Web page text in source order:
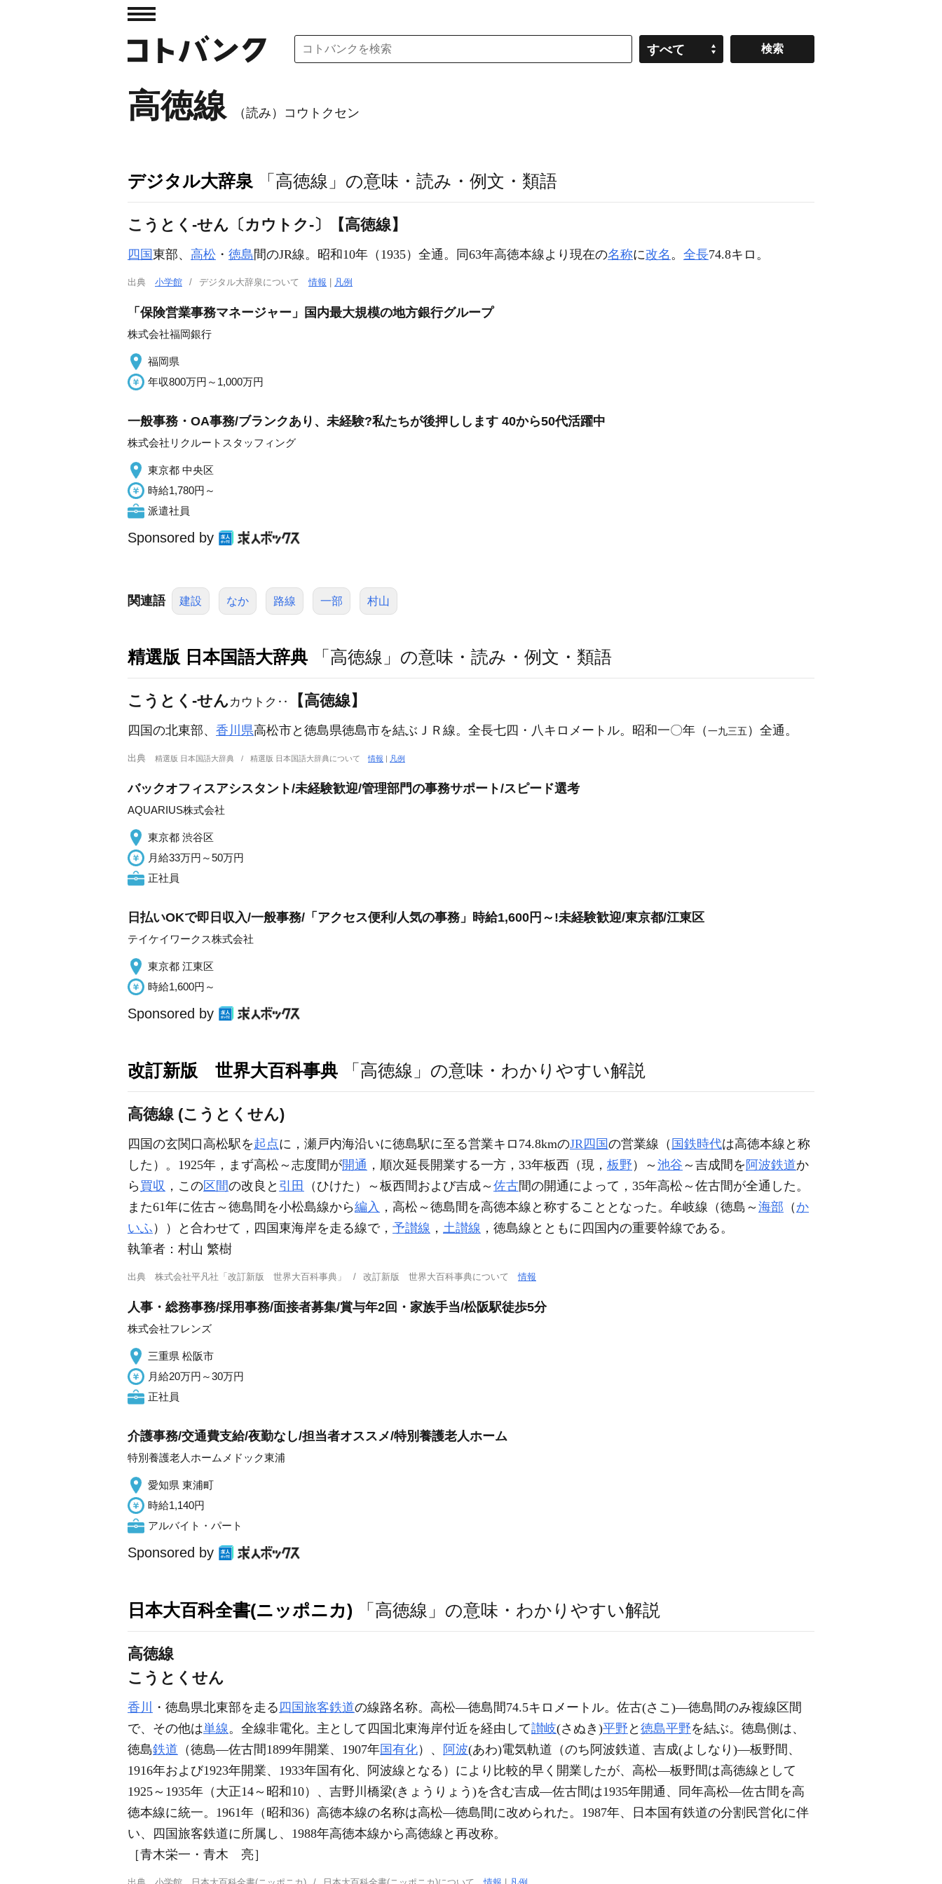
すべて
高徳線 （読み）コウトクセン
デジタル大辞泉 「高徳線」の意味・読み・例文・類語
こうとく‐せん〔カウトク‐〕【高徳線】
四国東部、 高松 ・ 徳島 間のJR線。昭和10年（1935）全通。同63年高徳本線より現在の名称に改名 。 全長74.8キロ。
出典 小学館 デジタル大辞泉について情報 凡例
「保険営業事務マネージャー」国内最大規模の地方銀行グループ
株式会社福岡銀行
福岡県
年収800万円～1,000万円
一般事務・OA事務/ブランクあり、未経験?私たちが後押しします 40から50代活躍中
株式会社リクルートスタッフィング
東京都 中央区
時給1,780円～
派遣社員
Sponsored by
関連語 建設 なか 路線 一部 村山
精選版 日本国語大辞典 「高徳線」の意味・読み・例文・類語
こうとく‐せんカウトク‥ 【高徳線】
四国の北東部、 香川県高松市と徳島県徳島市を結ぶＪＲ線。全長七四・八キロメートル。昭和一〇年（一九三五 ）全通。
出典 精選版 日本国語大辞典 精選版 日本国語大辞典について情報 | 凡例
バックオフィスアシスタント/未経験歓迎/管理部門の事務サポート/スピード選考
AQUARIUS株式会社
東京都 渋谷区
月給33万円～50万円
正社員
日払いOKで即日収入/一般事務/「アクセス便利/人気の事務」時給1,600円～!未経験歓迎/東京都/江東区
テイケイワークス株式会社
東京都 江東区
時給1,600円～
Sponsored by
改訂新版 世界大百科事典 「高徳線」の意味・わかりやすい解説
高徳線 (こうとくせん)
四国の玄関口高松駅を起点に，瀬戸内海沿いに徳島駅に至る営業キロ74.8kmのJR四国の営業線（ 国鉄時代は高徳本線と称
した）。1925年，まず高松～志度間が開通 ，順次延長開業する一方，33年板西（現， 板野 ）～ 池谷 ～吉成間を 阿波鉄道か
ら 買収 ，この区間の改良と 引田 （ひけた）～板西間および吉成～ 佐古間の開通によって，35年高松～佐古間が全通した。
また61年に佐古～徳島間を小松島線から編入 ，高松～徳島間を高徳本線と称することとなった。牟岐線（徳島～ 海部 （ か
いふ ））と合わせて，四国東海岸を走る線で， 予讃線 ， 土讃線 ，徳島線とともに四国内の重要幹線である。
執筆者： 村山 繁樹
出典 株式会社平凡社「改訂新版 世界大百科事典」 改訂新版 世界大百科事典について情報
人事・総務事務/採用事務/面接者募集/賞与年2回・家族手当/松阪駅徒歩5分
株式会社フレンズ
三重県 松阪市
月給20万円～30万円
正社員
介護事務/交通費支給/夜勤なし/担当者オススメ/特別養護老人ホーム
特別養護老人ホームメドック東浦
愛知県 東浦町
時給1,140円
アルバイト・パート
Sponsored by
日本大百科全書(ニッポニカ) 「高徳線」の意味・わかりやすい解説
高徳線
こうとくせん
香川 ・徳島県北東部を走る 四国旅客鉄道の線路名称。高松―徳島間74.5キロメートル。佐古(さこ)―徳島間のみ複線区間
で、その他は単線。全線非電化。主として四国北東海岸付近を経由して讃岐(さぬき)平野 と 徳島平野を結ぶ。徳島側は、
徳島鉄道 （徳島―佐古間1899年開業、1907年国有化）、 阿波(あわ)電気軌道（のち阿波鉄道、吉成(よしなり)―板野間、
1916年および1923年開業、1933年国有化、阿波線となる）により比較的早く開業したが、高松―板野間は高徳線として
1925～1935年（大正14～昭和10）、吉野川橋梁(きょうりょう)を含む吉成―佐古間は1935年開通、同年高松―佐古間を高
徳本線に統一。1961年（昭和36）高徳本線の名称は高松―徳島間に改められた。1987年、日本国有鉄道の分割民営化に伴
い、四国旅客鉄道に所属し、1988年高徳本線から高徳線と再改称。
［青木栄一・青木 亮］
出典 小学館 日本大百科全書(ニッポニカ) 日本大百科全書(ニッポニカ)について情報 | 凡例